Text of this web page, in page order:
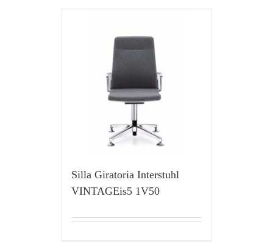
Silla Giratoria Interstuhl
VINTAGEis5 1V50